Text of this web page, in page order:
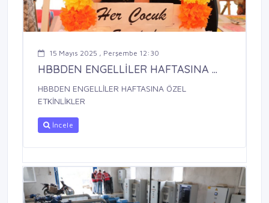
15 Mayıs 2025 , Perşembe 12:30
HBBDEN ENGELLİLER HAFTASINA ...
HBBDEN ENGELLİLER HAFTASINA ÖZEL
ETKİNLİKLER
İncele